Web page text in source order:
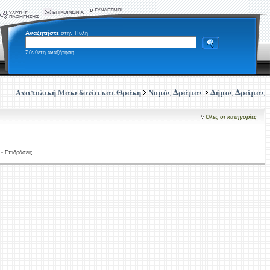
Αναζητήστε στην Πύλη
Σύνθετη αναζήτηση
Ανατολική Μακεδονία και Θράκη Νομός Δράμας Δήμος Δράμας
Ολες οι κατηγορίες
Επιδράσεις